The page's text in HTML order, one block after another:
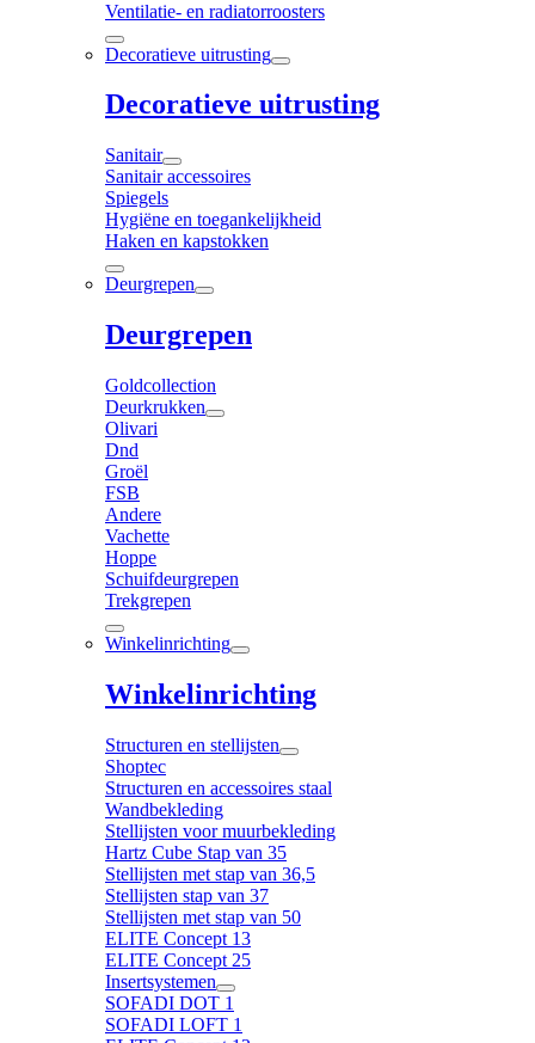
Ventilatie- en radiatorroosters
Decoratieve uitrusting
Decoratieve uitrusting
Sanitair
Sanitair accessoires
Spiegels
Hygiëne en toegankelijkheid
Haken en kapstokken
Deurgrepen
Deurgrepen
Goldcollection
Deurkrukken
Olivari
Dnd
Groël
FSB
Andere
Vachette
Hoppe
Schuifdeurgrepen
Trekgrepen
Winkelinrichting
Winkelinrichting
Structuren en stellijsten
Shoptec
Structuren en accessoires staal
Wandbekleding
Stellijsten voor muurbekleding
Hartz Cube Stap van 35
Stellijsten met stap van 36,5
Stellijsten stap van 37
Stellijsten met stap van 50
ELITE Concept 13
ELITE Concept 25
Insertsystemen
SOFADI DOT 1
SOFADI LOFT 1